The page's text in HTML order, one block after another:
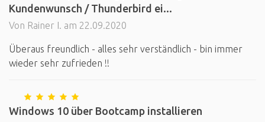
Kundenwunsch / Thunderbird ei...
Von Rainer I. am 22.09.2020
Überaus freundlich - alles sehr verständlich - bin immer
wieder sehr zufrieden !!
Windows 10 über Bootcamp installieren